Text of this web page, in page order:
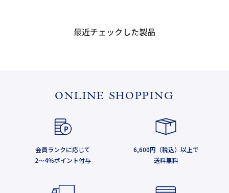
最近チェックした製品
ONLINE SHOPPING
会員ランクに応じて
2～4％ポイント付与
6,600円（税込）以上で
送料無料